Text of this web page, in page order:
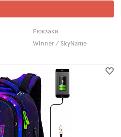
Рюкзаки
Winner / SkyName